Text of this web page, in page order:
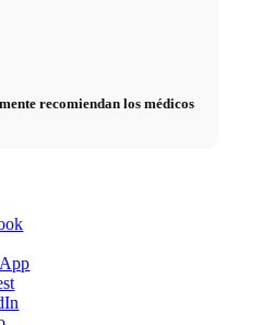
recomiendan los médicos